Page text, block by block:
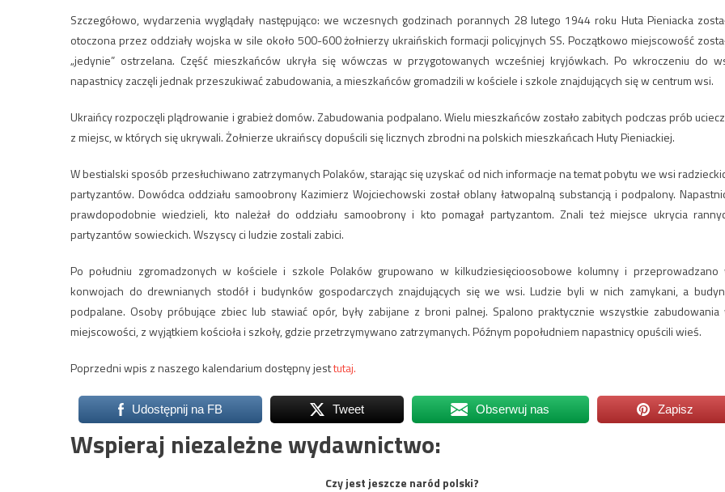
Szczegółowo, wydarzenia wyglądały następująco: we wczesnych godzinach porannych 28 lutego 1944 roku Huta Pieniacka
otoczona przez oddziały wojska w sile około 500-600 żołnierzy ukraińskich formacji policyjnych SS. Początkowo miejscowość
„jedynie” ostrzelana. Część mieszkańców ukryła się wówczas w przygotowanych wcześniej kryjówkach. Po wkroczeniu do
napastnicy zaczęli jednak przeszukiwać zabudowania, a mieszkańców gromadzili w kościele i szkole znajdujących się w centrum wsi.
Ukraińcy rozpoczęli plądrowanie i grabież domów. Zabudowania podpalano. Wielu mieszkańców zostało zabitych podczas prób
z miejsc, w których się ukrywali. Żołnierze ukraińscy dopuścili się licznych zbrodni na polskich mieszkańcach Huty Pieniackiej.
W bestialski sposób przesłuchiwano zatrzymanych Polaków, starając się uzyskać od nich informacje na temat pobytu we wsi
partyzantów. Dowódca oddziału samoobrony Kazimierz Wojciechowski został oblany łatwopalną substancją i podpalony.
prawdopodobnie wiedzieli, kto należał do oddziału samoobrony i kto pomagał partyzantom. Znali też miejsce ukrycia
partyzantów sowieckich. Wszyscy ci ludzie zostali zabici.
Po południu zgromadzonych w kościele i szkole Polaków grupowano w kilkudziesięcioosobowe kolumny i przeprowadzano
konwojach do drewnianych stodół i budynków gospodarczych znajdujących się we wsi. Ludzie byli w nich zamykani, a
podpalane. Osoby próbujące zbiec lub stawiać opór, były zabijane z broni palnej. Spalono praktycznie wszystkie zabudowania
miejscowości, z wyjątkiem kościoła i szkoły, gdzie przetrzymywano zatrzymanych. Późnym popołudniem napastnicy opuścili wieś.
Poprzedni wpis z naszego kalendarium dostępny jesttutaj.
Udostępnij na FB Tweet Obserwuj nas Zapisz
Wspieraj niezależne wydawnictwo:
Czy jest jeszcze naród polski?